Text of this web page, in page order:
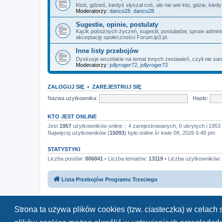
Strona ta używa plików cookies (tzw. ciasteczka) w
Ktoś, gdzieś, kiedyś słyszał coś, ale nie wie kto, gdzie,
Moderatorzy: danco28 danco28
Sugestie, opinie, postulaty
Kącik pobożnych życzeń, sugestii, postulatów, spraw
akceptację społeczności Forum.lp3.pl.
Inne listy przebojów
Dyskusje wszelakie na temat innych zestawień, czyli nie
Moderatorzy: jollyroger72 jollyroger72
ZALOGUJ SIĘ • ZAREJESTRUJ SIĘ
Nazwa użytkownika:
Hasło:
KTO JEST ONLINE
Jest 1957 użytkowników online :: 4 zarejestrowanych, 0 ukrytych i
Najwięcej użytkowników (15093) było online śr kwie 08, 2026 6:48 pm
STATYSTYKI
Liczba postów: 806841 • Liczba tematów: 13119 • Liczba użytkowników:
Lista Przebojów Programu Trzeciego